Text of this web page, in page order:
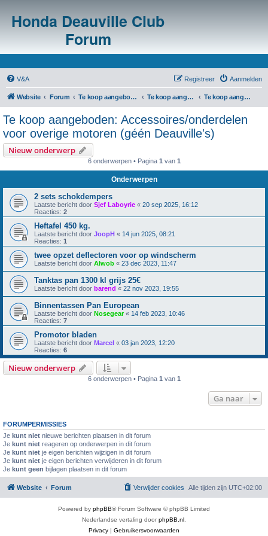
Honda Deauville Club
Forum
V&A Aanmelden
Registreer
Website Forum Te koop aangeboden/te koop gevraagd Te koop aangeboden: Algemeen Te koop aangeboden: Accessoires/onderdelen voor overige motoren (géén Deauville's)
Te koop aangeboden: Accessoires/onderdelen
voor overige motoren (géén Deauville's)
Nieuw onderwerp
6 onderwerpen • Pagina 1 van 1
Onderwerpen
2 sets schokdempers
Laatste bericht door Sjef Laboyrie « 20 sep 2025, 16:12
Reacties: 2
Heftafel 450 kg.
Laatste bericht door JoopH « 14 jun 2025, 08:21
Reacties: 1
twee opzet deflectoren voor op windscherm
Laatste bericht door Alwob « 23 dec 2023, 11:47
Tanktas pan 1300 kl grijs 25€
Laatste bericht door barend « 22 nov 2023, 19:55
Binnentassen Pan European
Laatste bericht door Nosegear« 14 feb 2023, 10:46
Reacties: 7
Promotor bladen
Laatste bericht door Marcel « 03 jan 2023, 12:20
Reacties: 6
Nieuw onderwerp
6 onderwerpen • Pagina 1 van 1
Ga naar
FORUMPERMISSIES
Je kunt niet nieuwe berichten plaatsen in dit forum
Je kunt niet reageren op onderwerpen in dit forum
Je kunt niet je eigen berichten wijzigen in dit forum
Je kunt niet je eigen berichten verwijderen in dit forum
Je kunt geen bijlagen plaatsen in dit forum
Website Forum Alle tijden zijn UTC+02:00
Verwijder cookies
Powered by phpBB® Forum Software © phpBB Limited
Nederlandse vertaling doorphpBB.nl
Privacy | Gebruikersvoorwaarden